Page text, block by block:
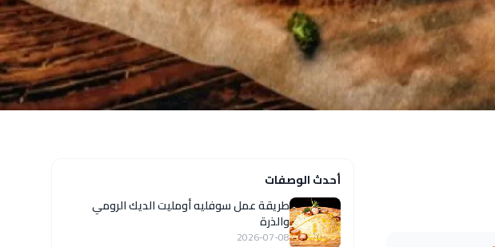
أحدث الوصفات
طريقة عمل سوفليه أومليت الديك الرومي
والذرة
2026-07-08